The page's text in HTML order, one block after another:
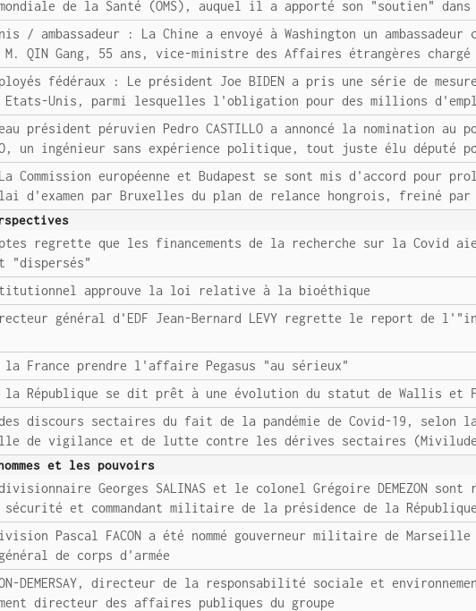
de la Santé (OMS), auquel il a apporté son "soutien"
/ ambassadeur : La Chine a envoyé à Washington un ambassadeur
M. QIN Gang, 55 ans, vice-ministre des Affaires étrangères
fédéraux : Le président Joe BIDEN a pris une série de
Etats-Unis, parmi lesquelles l'obligation pour des millions
président péruvien Pedro CASTILLO a annoncé la nomination au
un ingénieur sans expérience politique, tout juste élu député
Commission européenne et Budapest se sont mis d'accord pour
d'examen par Bruxelles du plan de relance hongrois, freiné par
regrette que les financements de la recherche sur la Covid
"dispersés"
approuve la loi relative à la bioéthique
général d'EDF Jean-Bernard LEVY regrette le report de
France prendre l'affaire Pegasus "au sérieux"
la République se dit prêt à une évolution du statut de Wallis et
discours sectaires du fait de la pandémie de Covid-19, selon
de vigilance et de lutte contre les dérives sectaires
et les pouvoirs
Georges SALINAS et le colonel Grégoire DEMEZON sont
et commandant militaire de la présidence de la République
Pascal FACON a été nommé gouverneur militaire de
de corps d'armée
DEMERSAY, directeur de la responsabilité sociale et
directeur des affaires publiques du groupe